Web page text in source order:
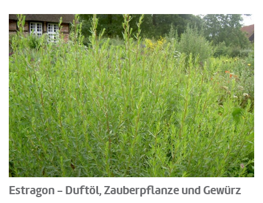
Estragon - Duftöl, Zauberpflanze und Gewürz